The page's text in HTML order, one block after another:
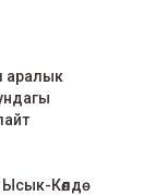
аралык
Көлдө